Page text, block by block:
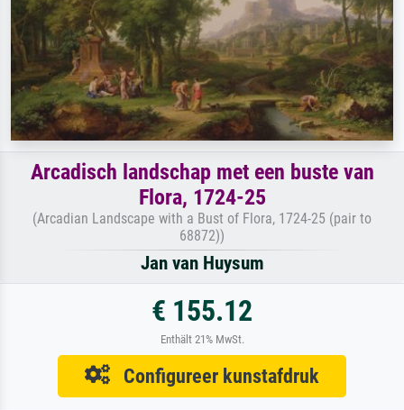
Arcadisch landschap met een buste van
Flora, 1724-25
(Arcadian Landscape with a Bust of Flora, 1724-25 (pair to
68872))
Jan van Huysum
€ 155.12
Enthält 21% MwSt.
Configureer kunstafdruk